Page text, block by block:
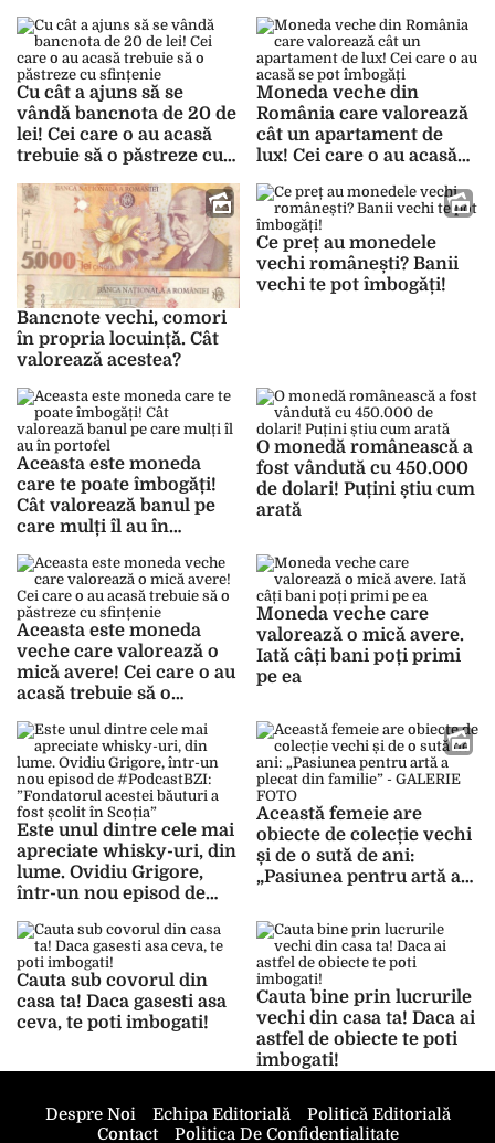
personală”
Cu cât a ajuns să se
vândă bancnota de 20 de
lei! Cei care o au acasă
trebuie să o păstreze cu
Moneda veche din
România care valorează
cât un apartament de
lux! Cei care o au acasă
Bancnote vechi, comori
în propria locuință. Cât
valorează acestea?
Ce preț au monedele
vechi românești? Banii
vechi te pot îmbogăți!
Aceasta este moneda
care te poate îmbogăți!
Cât valorează banul pe
care mulți îl au în
O monedă românească a
fost vândută cu 450.000
de dolari! Puțini știu cum
arată
Aceasta este moneda
veche care valorează o
mică avere! Cei care o au
acasă trebuie să o
Moneda veche care
valorează o mică avere.
Iată câți bani poți primi
pe ea
Este unul dintre cele mai
apreciate whisky-uri, din
lume. Ovidiu Grigore,
într-un nou episod de
”Fondatorul acestei
băuturi a fost școlit în
Scoția”
Această femeie are
obiecte de colecție vechi
și de o sută de ani:
„Pasiunea pentru artă a
GALERIE FOTO
Cauta sub covorul din
casa ta! Daca gasesti asa
ceva, te poti imbogati!
Cauta bine prin lucrurile
vechi din casa ta! Daca ai
astfel de obiecte te poti
imbogati!
Despre Noi Echipa Editorială
Politică Editorială
Contact
Politica De Confidentialitate